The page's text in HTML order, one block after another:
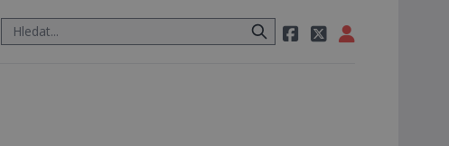
pak si na ulici zavolá taxi, nasedne do něj a už ho nikdy nikdo